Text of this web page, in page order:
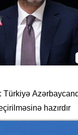
Türkiyə
hazırdır